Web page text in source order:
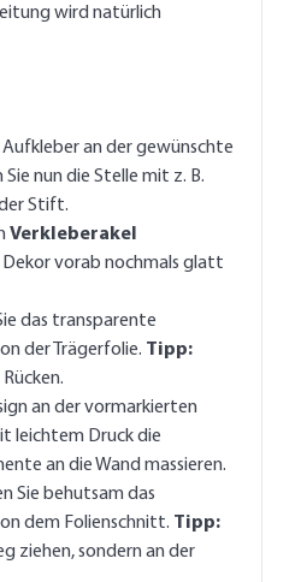
wird natürlich
Aufkleber an der gewünschte
nun die Stelle mit z. B.
Stift.
Verkleberakel
Dekor vorab nochmals glatt
das transparente
der Trägerfolie. Tipp:
an der vormarkierten
leichtem Druck die
an die Wand massieren.
Sie behutsam das
dem Folienschnitt. Tipp:
ziehen, sondern an der